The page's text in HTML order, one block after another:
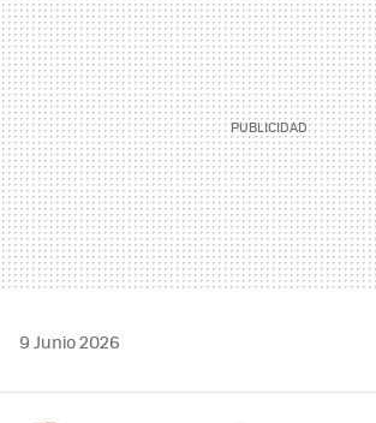
9 Junio 2026